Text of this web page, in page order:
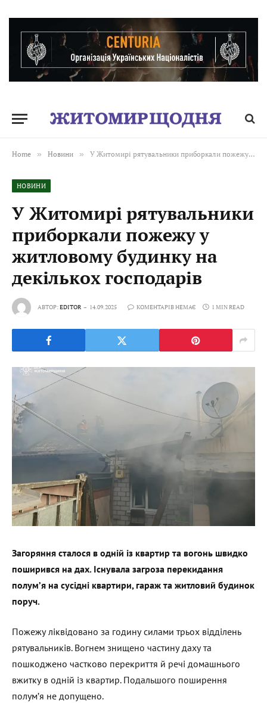
Home » Новини » У Житомирі рятувальники приборкали пожежу у житловому будинку на декількох господарів
НОВИНИ
У Житомирі рятувальники
приборкали пожежу у
житловому будинку на
декількох господарів
АВТОР:EDITOR 14.09.2025 КОМЕНТАРІВ НЕМАЄ 1 MIN READ
Загоряння сталося в одній із квартир та вогонь швидко
поширився на дах. Існувала загроза перекидання
полум’я на сусідні квартири, гараж та житловий будинок
поруч.
Пожежу ліквідовано за годину силами трьох відділень
рятувальників. Вогнем знищено частину даху та
пошкоджено частково перекриття й речі домашнього
вжитку в одній із квартир. Подальшого поширення
полум’я не допущено.